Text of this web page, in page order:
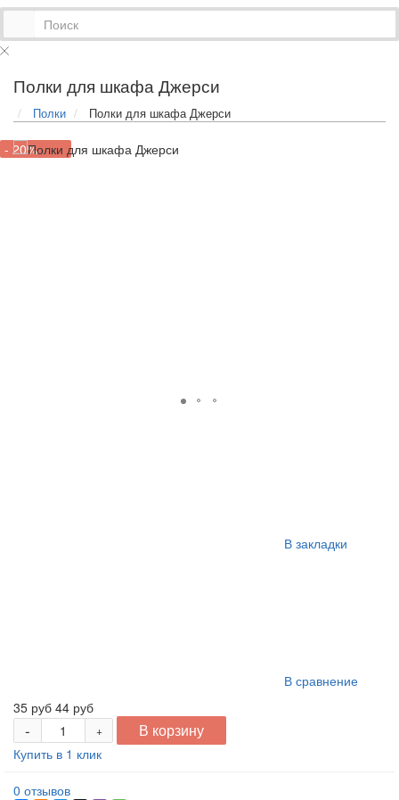
Полки для шкафа Джерси
Полки Полки для шкафа Джерси
- 20%
В закладки
В сравнение
35 руб 44 руб
+
- В корзину
Купить в 1 клик
0 отзывов